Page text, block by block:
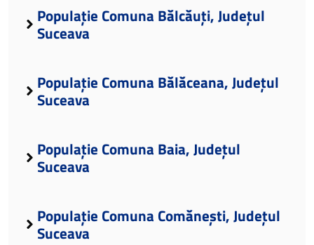
Populație Comuna Bălcăuți, Județul
Suceava
Populație Comuna Bălăceana, Județul
Suceava
Populație Comuna Baia, Județul
Suceava
Populație Comuna Comănești, Județul
Suceava